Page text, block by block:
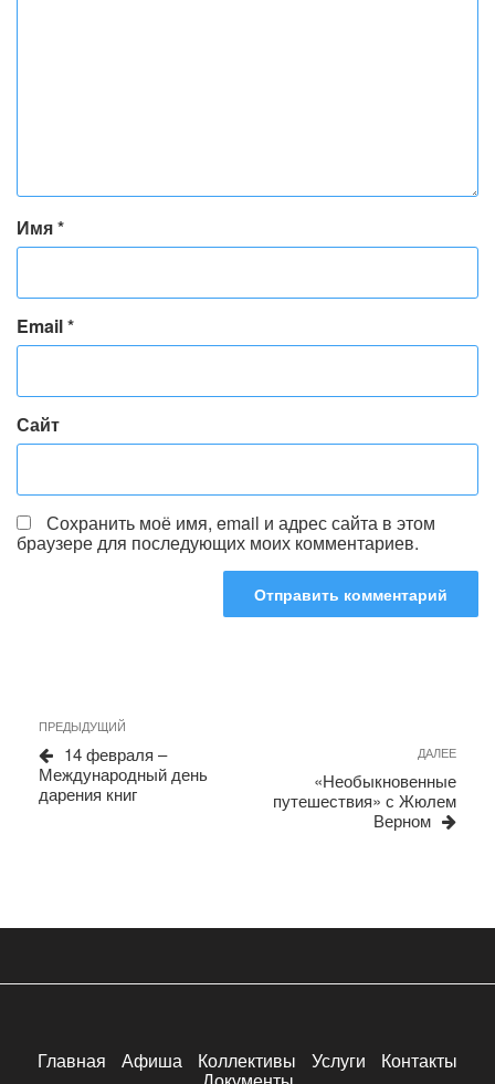
Имя*
Email*
Сайт
Сохранить моё имя, email и адрес сайта в этом
браузере для последующих моих комментариев.
Навигация
по
записям
Предыдущая
запись
ПРЕДЫДУЩИЙ
14 февраля –
Международный день
дарения книг
ДАЛЕЕ
«Необыкновенные
путешествия» с Жюлем
Верном
Главная Афиша Коллективы Услуги Контакты